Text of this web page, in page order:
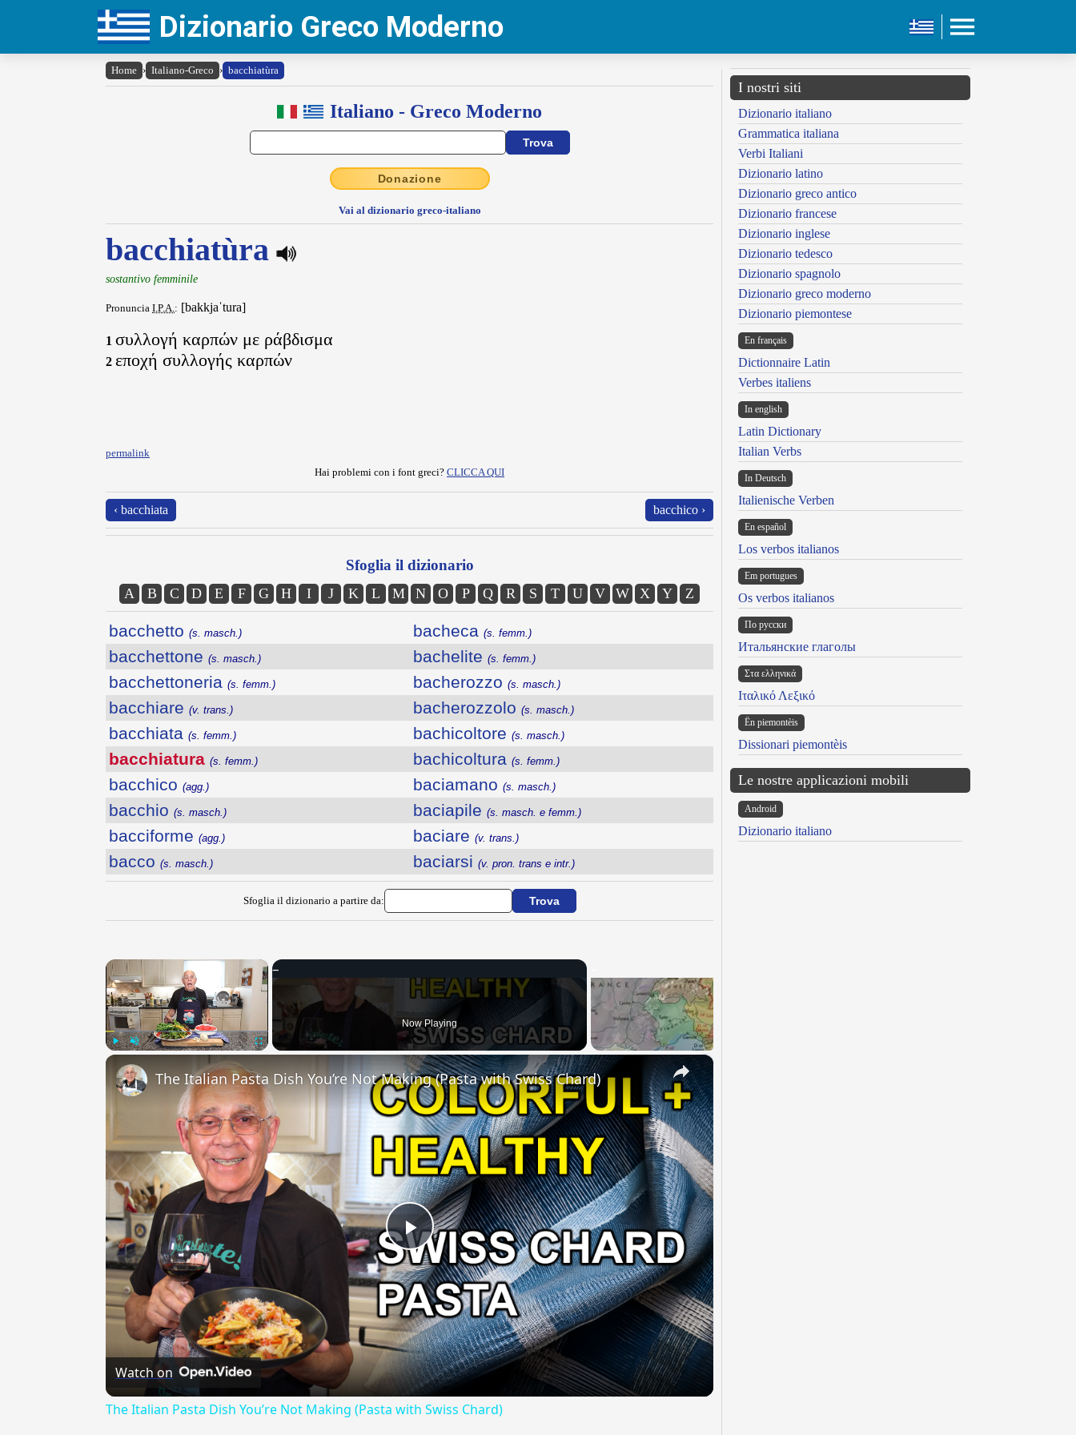
Dizionario Greco Moderno
Home › Italiano-Greco › bacchiatùra
Italiano - Greco Moderno
Donazione
Vai al dizionario greco-italiano
bacchiatùra
sostantivo femminile
Pronuncia I.P.A.: [bakkjaˈtura]
1 συλλογή καρπών με ράβδισμα
2 εποχή συλλογής καρπών
permalink
Hai problemi con i font greci? CLICCA QUI
‹ bacchiata bacchico ›
Sfoglia il dizionario
A B C D E F G H I J K L M N O P Q R S T U V W X Y Z
bacchetto (s. masch.)
bacchettone (s. masch.)
bacchettoneria (s. femm.)
bacchiare (v. trans.)
bacchiata (s. femm.)
bacchiatura (s. femm.)
bacchico (agg.)
bacchio (s. masch.)
bacciforme (agg.)
bacco (s. masch.)
bacheca (s. femm.)
bachelite (s. femm.)
bacherozzo (s. masch.)
bacherozzolo (s. masch.)
bachicoltore (s. masch.)
bachicoltura (s. femm.)
baciamano (s. masch.)
baciapile (s. masch. e femm.)
baciare (v. trans.)
baciarsi (v. pron. trans e intr.)
Sfoglia il dizionario a partire da:
×
Now Playing
×
Play
Video
The Italian Pasta Dish You’re Not Making (Pasta with Swiss Chard)
Watch on
The Italian Pasta Dish You’re Not Making (Pasta with Swiss Chard)
I nostri siti
Dizionario italiano
Grammatica italiana
Verbi Italiani
Dizionario latino
Dizionario greco antico
Dizionario francese
Dizionario inglese
Dizionario tedesco
Dizionario spagnolo
Dizionario greco moderno
Dizionario piemontese
En français
Dictionnaire Latin
Verbes italiens
In english
Latin Dictionary
Italian Verbs
In Deutsch
Italienische Verben
En español
Los verbos italianos
Em portugues
Os verbos italianos
По русски
Итальянские глаголы
Στα ελληνικά
Ιταλικό Λεξικό
Ën piemontèis
Dissionari piemontèis
Le nostre applicazioni mobili
Android
Dizionario italiano